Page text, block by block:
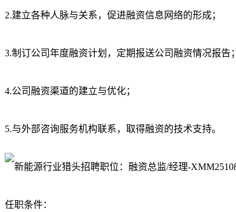
2.建立各种人脉与关系，促进融资信息网络的形成；
3.制订公司年度融资计划，定期报送公司融资情况报告；
4.公司融资渠道的建立与优化；
5.与外部咨询服务机构联系，取得融资的技术支持。
任职条件：